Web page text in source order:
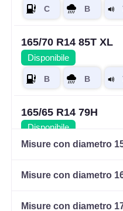
165/70 R14 85T XL
Disponibile
165/65 R14 79H
Disponibile
Misure con diametro
Misure con diametro
Misure con diametro